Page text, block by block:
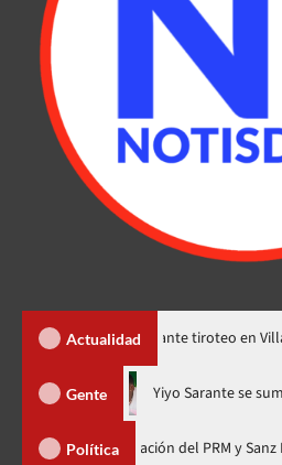
Actualidad
heridos durante tiroteo en Villa Jaragua
Gente
en nuevo horario Yiyo
Política
Organización del PRM y Sanz Lovatón